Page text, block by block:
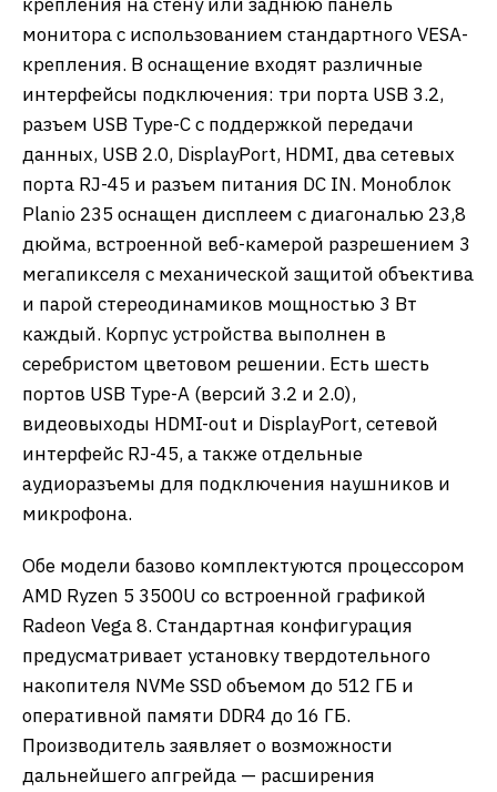
монитора с использованием стандартного VESA-
крепления. В оснащение входят различные
интерфейсы подключения: три порта USB 3.2,
разъем USB Type-C с поддержкой передачи
данных, USB 2.0, DisplayPort, HDMI, два сетевых
порта RJ-45 и разъем питания DC IN. Моноблок
Planio 235 оснащен дисплеем с диагональю 23,8
дюйма, встроенной веб-камерой разрешением 3
мегапикселя с механической защитой объектива
и парой стереодинамиков мощностью 3 Вт
каждый. Корпус устройства выполнен в
серебристом цветовом решении. Есть шесть
портов USB Type-A (версий 3.2 и 2.0),
видеовыходы HDMI-out и DisplayPort, сетевой
интерфейс RJ-45, а также отдельные
аудиоразъемы для подключения наушников и
микрофона.
Обе модели базово комплектуются процессором
AMD Ryzen 5 3500U со встроенной графикой
Radeon Vega 8. Стандартная конфигурация
предусматривает установку твердотельного
накопителя NVMe SSD объемом до 512 ГБ и
оперативной памяти DDR4 до 16 ГБ.
Производитель заявляет о возможности
дальнейшего апгрейда — расширения